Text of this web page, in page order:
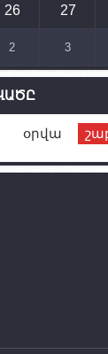
հայկական
ԱԳ
26 27
2 3
օրվա